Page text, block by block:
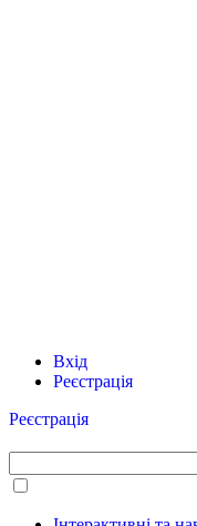
Вхід
Реєстрація
Реєстрація